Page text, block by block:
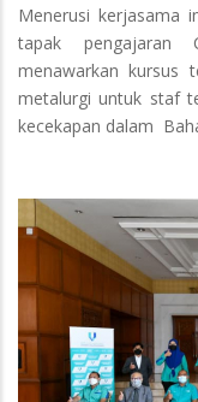
Menerusi kerjasama
tapak pengajaran
menawarkan kursus
metalurgi untuk staf
kecekapan dalam